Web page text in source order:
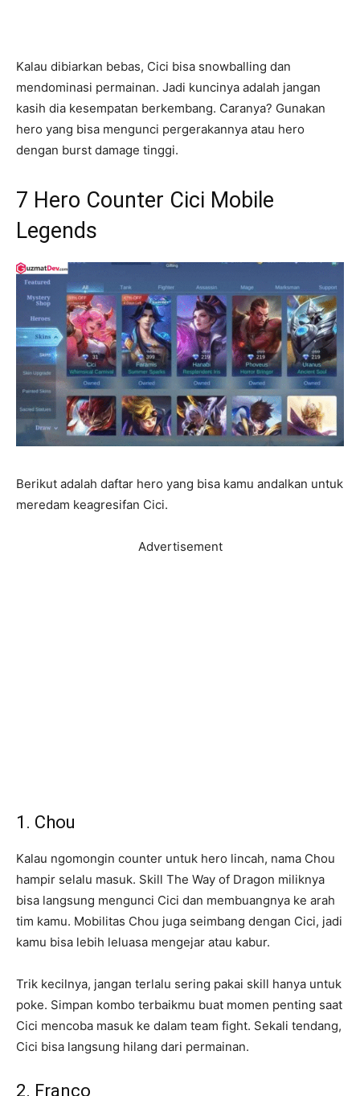
Kalau dibiarkan bebas, Cici bisa snowballing dan
mendominasi permainan. Jadi kuncinya adalah jangan
kasih dia kesempatan berkembang. Caranya? Gunakan
hero yang bisa mengunci pergerakannya atau hero
dengan burst damage tinggi.
7 Hero Counter Cici Mobile
Legends
Berikut adalah daftar hero yang bisa kamu andalkan untuk
meredam keagresifan Cici.
Advertisement
1. Chou
Kalau ngomongin counter untuk hero lincah, nama Chou
hampir selalu masuk. Skill The Way of Dragon miliknya
bisa langsung mengunci Cici dan membuangnya ke arah
tim kamu. Mobilitas Chou juga seimbang dengan Cici, jadi
kamu bisa lebih leluasa mengejar atau kabur.
Trik kecilnya, jangan terlalu sering pakai skill hanya untuk
poke. Simpan kombo terbaikmu buat momen penting saat
Cici mencoba masuk ke dalam team fight. Sekali tendang,
Cici bisa langsung hilang dari permainan.
2. Franco